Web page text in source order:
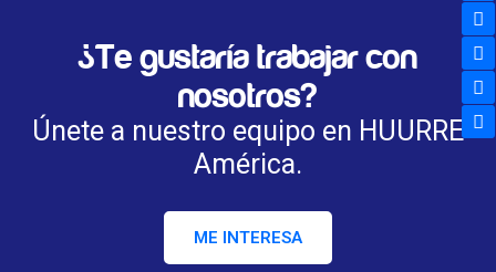
¿Te gustaría trabajar con
nosotros?
Únete a nuestro equipo en HUURRE
América.
ME INTERESA